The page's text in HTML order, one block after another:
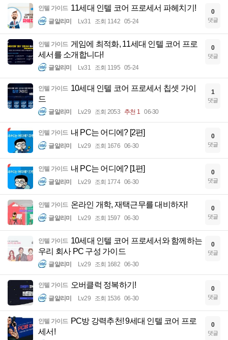
인텔 가이드 11세대 인텔 코어 프로세서 파헤치기!
글알리미 Lv.31 조회 1142 05-24
0
댓글
인텔 가이드 게임에 최적화, 11세대 인텔 코어 프로
세서를 소개합니다!
글알리미 Lv.31 조회 1195 05-24
0
댓글
인텔 가이드 10세대 인텔 코어 프로세서 칩셋 가이
드
글알리미 Lv.29 조회 2053 추천 1 06-30
1
댓글
인텔 가이드 내 PC는 어디에? [2편]
글알리미 Lv.29 조회 1676 06-30
0
댓글
인텔 가이드 내 PC는 어디에? [1편]
글알리미 Lv.29 조회 1774 06-30
0
댓글
인텔 가이드 온라인 개학, 재택근무를 대비하자!
글알리미 Lv.29 조회 1597 06-30
0
댓글
인텔 가이드 10세대 인텔 코어 프로세서와 함께하는
우리 회사 PC 구성 가이드
글알리미 Lv.29 조회 1682 06-30
0
댓글
인텔 가이드 오버클럭 정복하기!
글알리미 Lv.29 조회 1536 06-30
0
댓글
인텔 가이드 PC방 강력추천! 9세대 인텔 코어 프로
세서!
0
댓글